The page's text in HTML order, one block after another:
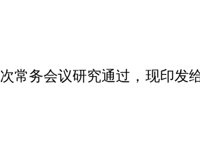
次常务会议研究通过，现印发